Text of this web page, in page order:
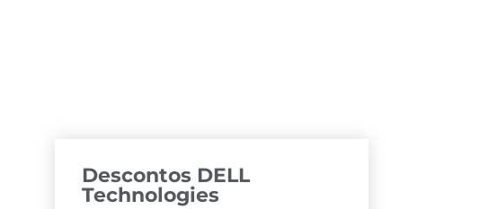
Descontos DELL
Technologies